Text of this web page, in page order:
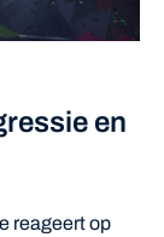
en
reageert op